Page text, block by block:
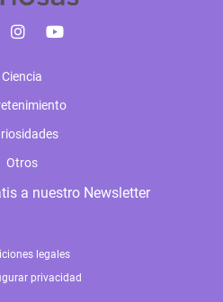
Ciencia
Otros
a nuestro Newsletter
legales
privacidad